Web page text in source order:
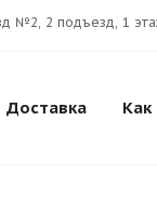
№2, 2 подъезд, 1
Доставка Как